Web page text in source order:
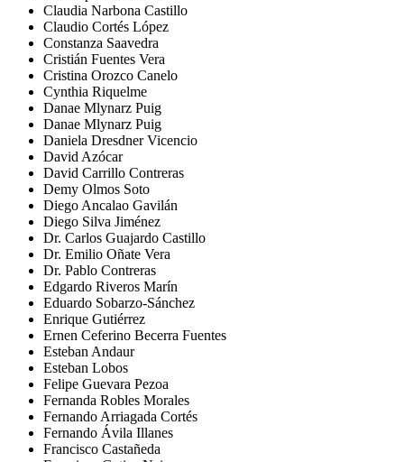
Claudia Narbona Castillo
Claudio Cortés López
Constanza Saavedra
Cristián Fuentes Vera
Cristina Orozco Canelo
Cynthia Riquelme
Danae Mlynarz Puig
Danae Mlynarz Puig
Daniela Dresdner Vicencio
David Azócar
David Carrillo Contreras
Demy Olmos Soto
Diego Ancalao Gavilán
Diego Silva Jiménez
Dr. Carlos Guajardo Castillo
Dr. Emilio Oñate Vera
Dr. Pablo Contreras
Edgardo Riveros Marín
Eduardo Sobarzo-Sánchez
Enrique Gutiérrez
Ernen Ceferino Becerra Fuentes
Esteban Andaur
Esteban Lobos
Felipe Guevara Pezoa
Fernanda Robles Morales
Fernando Arriagada Cortés
Fernando Ávila Illanes
Francisco Castañeda